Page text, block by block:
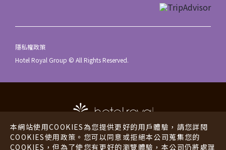
本網站使用COOKIES為您提供更好的用戶體驗，請您詳閱
COOKIES使用政策。您可以同意或拒絕本公司蒐集您的
COOKIES，但為了使您有更好的瀏覽體驗，本公司仍將處理
隱私權政策
Hotel Royal Group © All Rights Reserved.